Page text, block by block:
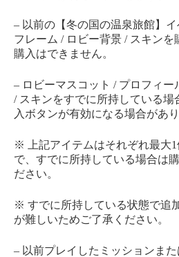
– 以前の【冬の国の温泉旅館】
フレーム / ロビー背景 / スキン
購入はできません。
– ロビーマスコット / プロフィ
/ スキンをすでに所持している
入ボタンが有効になる場合があり
※ 上記アイテムはそれぞれ最大
で、すでに所持している場合は
ださい。
※ すでに所持している状態で追
が難しいためご了承ください。
– 以前プレイしたミッションま